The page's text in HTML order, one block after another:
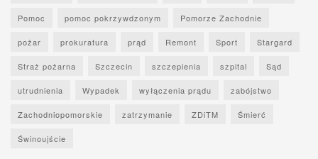
Pomoc pomoc pokrzywdzonym Pomorze Zachodnie
pożar prokuratura prąd Remont Sport Stargard
Straż pożarna Szczecin szczepienia szpital Sąd
utrudnienia Wypadek wyłączenia prądu zabójstwo
Zachodniopomorskie zatrzymanie ZDiTM Śmierć
Świnoujście